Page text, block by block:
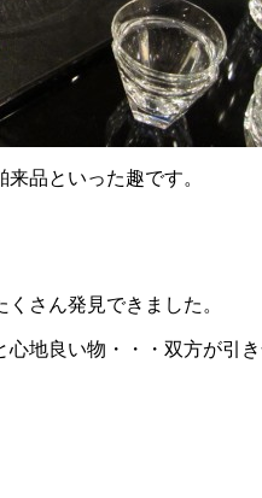
品といった趣です。
さん発見できました。
心地良い物・・・双方が引